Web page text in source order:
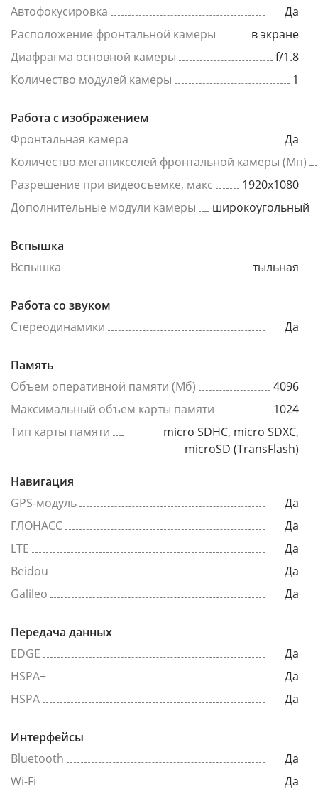
Автофокусировка
Да
Расположение фронтальной камеры
в экране
Диафрагма основной камеры
f/1.8
Количество модулей камеры
1
Работа с изображением
Фронтальная камера
Да
Количество мегапикселей фронтальной камеры (Мп)
Разрешение при видеосъемке, макс
1920x1080
Дополнительные модули камеры
широкоугольный
Вспышка
Вспышка
тыльная
Работа со звуком
Стереодинамики
Да
Память
Объем оперативной памяти (Мб)
4096
Максимальный объем карты памяти
1024
Тип карты памяти
micro SDHC, micro SDXC,
microSD (TransFlash)
Навигация
GPS-модуль
Да
ГЛОНАСС
Да
LTE
Да
Beidou
Да
Galileo
Да
Передача данных
EDGE
Да
HSPA+
Да
HSPA
Да
Интерфейсы
Bluetooth
Да
Wi-Fi
Да